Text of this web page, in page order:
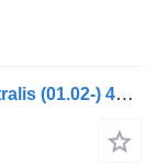
Главный тормозной кран WABCO Stralis (01.02-) 4728800300 для тягача IVECO Stralis, Trakker (2002-)